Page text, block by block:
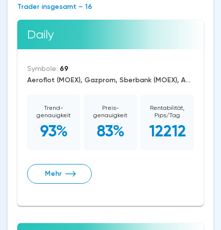
Trader insgesamt – 16
Daily
Symbole: 69
Aeroflot (MOEX), Gazprom, Sberbank (MOEX), AUD/USD, EUR/USD, GBP/USD, USD/CAD, USD/JPY, CAD/CHF, EUR/AUD, EUR/GBP, CAD/JPY, EUR/CHF, GBP/AUD, GBP/NZD, AUD/NZD, GBP/CHF, AUD/CHF, EUR/JPY, CHF/JPY, EUR/CAD, GBP/JPY, AUD/JPY, NZD/USD, GBP/CAD, NZD/CAD, AUD/CAD, Cardano/USD, Ethereum/USD, Bitcoin/USD, XRP/USD, US Dollar Index, DAX, Nikkei 225, Dow Jones, NASDAQ 100, S&P 500, RUSSELL 2000, CAC 40, WTI Crude Oil, Natural Gas, Palladium, Gold, Alphabet, Alibaba, Visa, Activision Blizzard, Adobe Systems, Airbus SE, Volkswagen AG, Apple, American Express, Johnson&Johnson, Microsoft, Renault SA, Coca-Cola, nVidia, Caterpillar, Bank of America, Intel, Adidas, Exxon Mobil, Amazon, Tesla Motors, Boeing, Corn, Wheat, Soybean, ASX 200
Trend-
genauigkeit
93%
Preis-
genauigkeit
83%
Rentabilität,
Pips/Tag
12212
Mehr